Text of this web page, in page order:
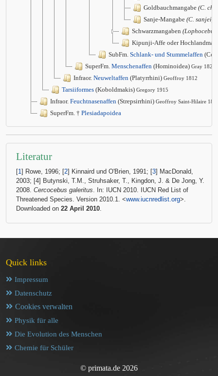
Goldbauchmangabe (C.
Sanje-Mangabe (C. sanjei)
Schwarzmangaben (Lophocebus)
Kipunji-Affe oder
SubFm. Schlank- und Stummelaffen
SuperFm. Menschenaffen (Hominoidea) Gray 1825
Infraor. Neuweltaffen (Platyrrhini) Geoffroy 1812
Tarsiiformes (Koboldmakis) Gregory 1915
Infraor. Feuchtnasenaffen (Strepsirrhini) Geoffroy Saint-Hilaire
SuperFm. † Plesiadapoidea
Literatur
[1] Rowe, 1996; [2] Kinnaird und O'Brien, 1991; [3] MacDonald,
2003; [4] Butynski, T.M., Struhsaker, T., Kingdon, J. & De Jong, Y.
2008. Cercocebus galeritus. In: IUCN 2010. IUCN Red List of
Threatened Species. Version 2010.1. <www.iucnredlist.org>.
Downloaded on 22 April 2010.
Quick links
Impressum
Datenschutz
Cookies verwalten
Physik für alle
Die Evolution des Menschen
Chemie für Schüler
© primata.de 2026